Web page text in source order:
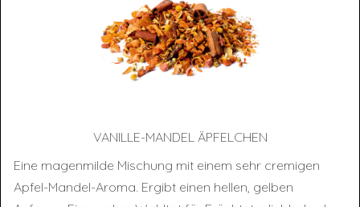
VANIL­LE-MAN­DEL ÄPFELCHEN
Eine magenmilde Mischung mit einem sehr cremigen
Apfel-Mandel-Aroma. Ergibt einen hellen, gelben